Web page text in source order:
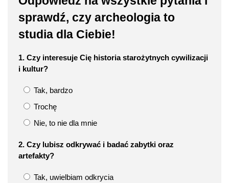
sprawdź, czy archeologia to
studia dla Ciebie!
1. Czy interesuje Cię historia starożytnych cywilizacji
i kultur?
Tak, bardzo
Trochę
Nie, to nie dla mnie
2. Czy lubisz odkrywać i badać zabytki oraz
artefakty?
Tak, uwielbiam odkrycia